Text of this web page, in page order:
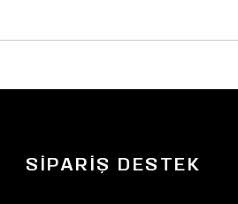
SIPARIŞ DESTEK